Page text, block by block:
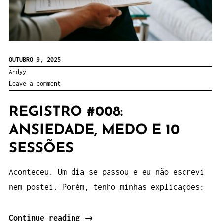
OUTUBRO 9, 2025
Andyy
Leave a comment
REGISTRO #008:
ANSIEDADE, MEDO E 10
SESSÕES
Aconteceu. Um dia se passou e eu não escrevi
nem postei. Porém, tenho minhas explicações:
Continue reading “Registro
→